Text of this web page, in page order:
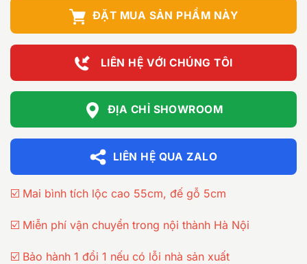
ĐẶT MUA SẢN PHẨM NÀY
LIÊN HỆ VỚI CHÚNG TÔI
ĐỊA CHỈ SHOWROOM
LIÊN HỆ QUA ZALO
☑️ Mai bình tích lộc cao 55cm, đế gỗ 5cm
☑️ Miễn phí vận chuyển trong nội thành Hà Nội
☑️ Bảo hành 1 đổi 1 nếu có lỗi nhà sản xuất